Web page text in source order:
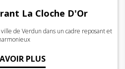
La Cloche D'Or
de Verdun dans un cadre reposant et
PLUS